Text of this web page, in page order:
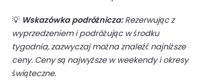
💡 Wskazówka podróżnicza:Rezerwując z
wyprzedzeniem i podróżując w środku
tygodnia, zazwyczaj można znaleźć najniższe
ceny. Ceny są najwyższe w weekendy i okresy
świąteczne.